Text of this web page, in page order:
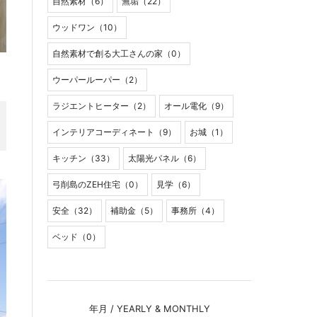
ウッドワン（10）
自然素材で創る大工さんの家（0）
ウーパールーパー（2）
ラジエントヒーター（2） オール電化（9）
インテリアコーディネート（9） お城（1）
キッチン（33） 太陽光パネル（6）
弓削島のZEH住宅（0） 見学（6）
安全（32） 補助金（5） 事務所（4）
ベッド（0）
年月 / YEARLY & MONTHLY